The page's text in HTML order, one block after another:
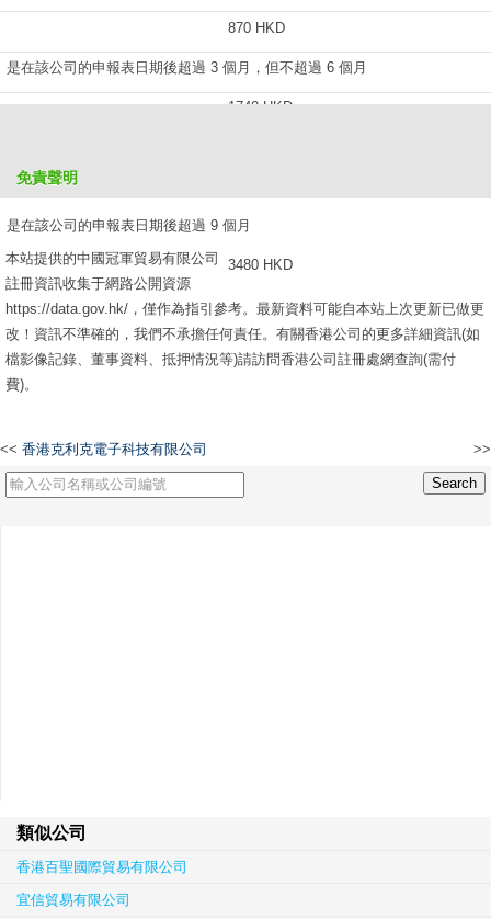
870 HKD
是在該公司的申報表日期後超過 3 個月，但不超過 6 個月
1740 HKD
是在該公司的申報表日期後超過 9 個月
3480 HKD
免責聲明
本站提供的中國冠軍貿易有限公司
註冊資訊收集于網路公開資源
https://data.gov.hk/，僅作為指引參考。最新資料可能自本站上次更新已做更
改！資訊不準確的，我們不承擔任何責任。有關香港公司的更多詳細資訊(如
檔影像記錄、董事資料、抵押情況等)請訪問香港公司註冊處網查詢(需付
費)。
<< 香港克利克電子科技有限公司 >>
類似公司
香港百聖國際貿易有限公司
宜信貿易有限公司